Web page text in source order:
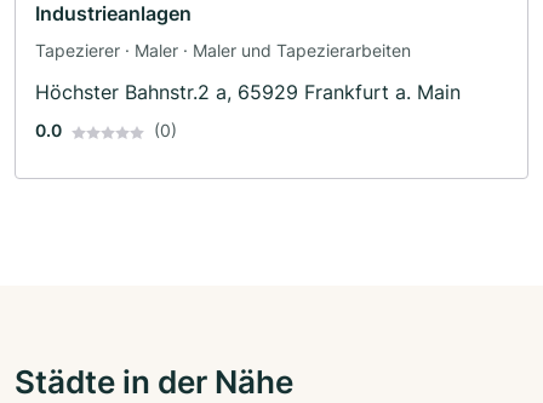
Industrieanlagen
Tapezierer · Maler · Maler und Tapezierarbeiten
Höchster Bahnstr.2 a, 65929 Frankfurt a. Main
0.0 (0)
Städte in der Nähe